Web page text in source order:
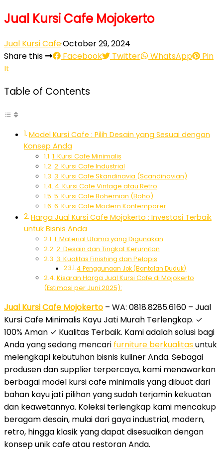
Jual Kursi Cafe Mojokerto
Jual Kursi Cafe·October 29, 2024
Share this
Facebook Twitter WhatsApp
Pin
It
Table of Contents
Model Kursi Cafe : Pilih Desain yang Sesuai dengan
Konsep Anda
1. Kursi Cafe Minimalis
2. Kursi Cafe Industrial
3. Kursi Cafe Skandinavia (Scandinavian)
4. Kursi Cafe Vintage atau Retro
5. Kursi Cafe Bohemian (Boho)
6. Kursi Cafe Modern Kontemporer
Harga Jual Kursi Cafe Mojokerto : Investasi Terbaik
untuk Bisnis Anda
1. Material Utama yang Digunakan
2. Desain dan Tingkat Kerumitan
3. Kualitas Finishing dan Pelapis
4. Penggunaan Jok (Bantalan Duduk)
Kisaran Harga Jual Kursi Cafe di Mojokerto
(Estimasi per Juni 2025):
Jual Kursi Cafe Mojokerto – WA: 0818.8285.6160 – Jual
Kursi Cafe Minimalis Kayu Jati Murah Terlengkap. ✓
100% Aman ✓ Kualitas Terbaik. Kami adalah solusi bagi
Anda yang sedang mencari furniture berkualitasuntuk
melengkapi kebutuhan bisnis kuliner Anda. Sebagai
produsen dan supplier terpercaya, kami menawarkan
berbagai model kursi cafe minimalis yang dibuat dari
bahan kayu jati pilihan yang sudah terjamin kekuatan
dan keawetannya. Koleksi terlengkap kami mencakup
beragam desain, mulai dari gaya industrial, modern,
retro, hingga klasik yang dapat disesuaikan dengan
konsep unik cafe atau restoran Anda.